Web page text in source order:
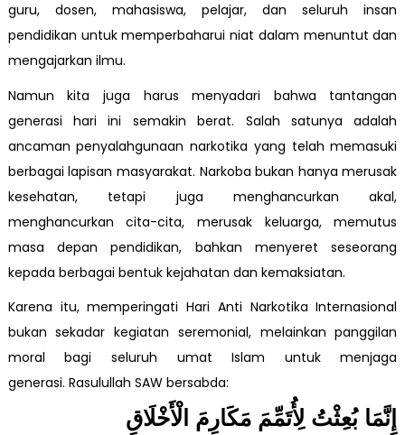
guru, dosen, mahasiswa, pelajar, dan seluruh insan
pendidikan untuk memperbaharui niat dalam menuntut dan
mengajarkan ilmu.
Namun kita juga harus menyadari bahwa tantangan
generasi hari ini semakin berat. Salah satunya adalah
ancaman penyalahgunaan narkotika yang telah memasuki
berbagai lapisan masyarakat. Narkoba bukan hanya merusak
kesehatan, tetapi juga menghancurkan akal,
menghancurkan cita-cita, merusak keluarga, memutus
masa depan pendidikan, bahkan menyeret seseorang
kepada berbagai bentuk kejahatan dan kemaksiatan.
Karena itu, memperingati Hari Anti Narkotika Internasional
bukan sekadar kegiatan seremonial, melainkan panggilan
moral bagi seluruh umat Islam untuk menjaga
generasi. Rasulullah SAW bersabda:
إِنَّمَا بُعِثْتُ لِأُتَمِّمَ مَكَارِمَ الْأَخْلَاقِ